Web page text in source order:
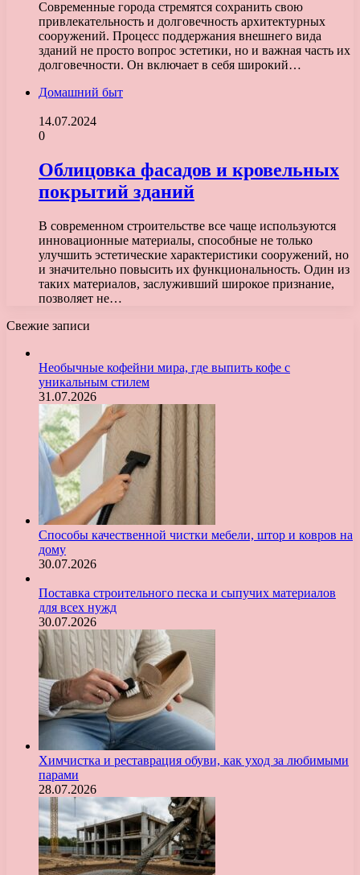
Современные города стремятся сохранить свою
привлекательность и долговечность архитектурных
сооружений. Процесс поддержания внешнего вида
зданий не просто вопрос эстетики, но и важная часть их
долговечности. Он включает в себя широкий…
Домашний быт
14.07.2024
0
Облицовка фасадов и кровельных
покрытий зданий
В современном строительстве все чаще используются
инновационные материалы, способные не только
улучшить эстетические характеристики сооружений, но
и значительно повысить их функциональность. Один из
таких материалов, заслуживший широкое признание,
позволяет не…
Свежие записи
Необычные кофейни мира, где выпить кофе с
уникальным стилем
31.07.2026
Способы качественной чистки мебели, штор и ковров на
дому
30.07.2026
Поставка строительного песка и сыпучих материалов
для всех нужд
30.07.2026
Химчистка и реставрация обуви, как уход за любимыми
парами
28.07.2026